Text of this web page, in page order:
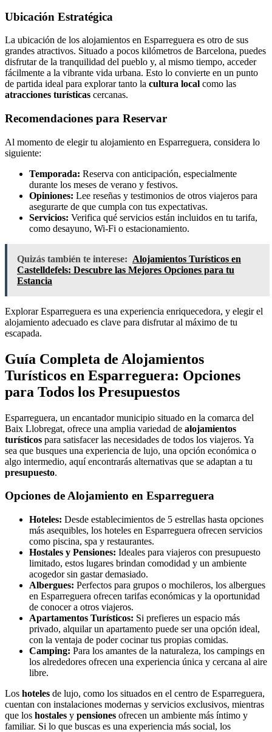
Ubicación Estratégica
La ubicación de los alojamientos en Esparreguera es otro de sus
grandes atractivos. Situado a pocos kilómetros de Barcelona, puedes
disfrutar de la tranquilidad del pueblo y, al mismo tiempo, acceder
fácilmente a la vibrante vida urbana. Esto lo convierte en un punto
de partida ideal para explorar tanto la cultura local como las
atracciones turísticas cercanas.
Recomendaciones para Reservar
Al momento de elegir tu alojamiento en Esparreguera, considera lo
siguiente:
Temporada: Reserva con anticipación, especialmente
durante los meses de verano y festivos.
Opiniones: Lee reseñas y testimonios de otros viajeros para
asegurarte de que cumpla con tus expectativas.
Servicios: Verifica qué servicios están incluidos en tu tarifa,
como desayuno, Wi-Fi o estacionamiento.
Quizás también te interese: Alojamientos Turísticos en
Castelldefels: Descubre las Mejores Opciones para tu
Estancia
Explorar Esparreguera es una experiencia enriquecedora, y elegir el
alojamiento adecuado es clave para disfrutar al máximo de tu
escapada.
Guía Completa de Alojamientos
Turísticos en Esparreguera: Opciones
para Todos los Presupuestos
Esparreguera, un encantador municipio situado en la comarca del
Baix Llobregat, ofrece una amplia variedad de alojamientos
turísticos para satisfacer las necesidades de todos los viajeros. Ya
sea que busques una experiencia de lujo, una opción económica o
algo intermedio, aquí encontrarás alternativas que se adaptan a tu
presupuesto.
Opciones de Alojamiento en Esparreguera
Hoteles: Desde establecimientos de 5 estrellas hasta opciones
más asequibles, los hoteles en Esparreguera ofrecen servicios
como piscina, spa y restaurantes.
Hostales y Pensiones: Ideales para viajeros con presupuesto
limitado, estos lugares brindan comodidad y un ambiente
acogedor sin gastar demasiado.
Albergues: Perfectos para grupos o mochileros, los albergues
en Esparreguera ofrecen tarifas económicas y la oportunidad
de conocer a otros viajeros.
Apartamentos Turísticos: Si prefieres un espacio más
privado, alquilar un apartamento puede ser una opción ideal,
con la ventaja de poder cocinar tus propias comidas.
Camping: Para los amantes de la naturaleza, los campings en
los alrededores ofrecen una experiencia única y cercana al aire
libre.
Los hoteles de lujo, como los situados en el centro de Esparreguera,
cuentan con instalaciones modernas y servicios exclusivos, mientras
que los hostales y pensiones ofrecen un ambiente más íntimo y
familiar. Si lo que buscas es una experiencia más social, los